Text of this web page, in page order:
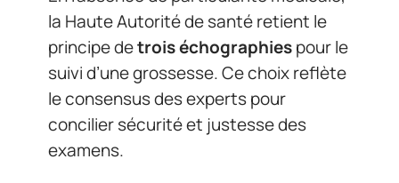
la Haute Autorité de santé retient le
principe detrois échographiespour le
suivi d’une grossesse. Ce choix reflète
le consensus des experts pour
concilier sécurité et justesse des
examens.